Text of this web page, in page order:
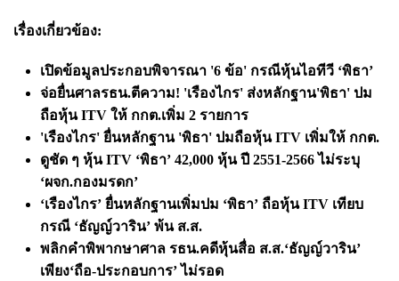
เรื่องเกี่ยวข้อง:
เปิดข้อมูลประกอบพิจารณา '6 ข้อ' กรณีหุ้นไอทีวี ‘พิธา’
จ่อยื่นศาลรธน.ตีความ! 'เรืองไกร' ส่งหลักฐาน'พิธา' ปม
ถือหุ้น ITV ให้ กกต.เพิ่ม 2 รายการ
'เรืองไกร' ยื่นหลักฐาน 'พิธา' ปมถือหุ้น ITV เพิ่มให้ กกต.
ดูชัด ๆ หุ้นITV ‘พิธา’ 42,000 หุ้น ปี 2551-2566 ไม่ระบุ
‘ผจก.กองมรดก’
‘เรืองไกร’ ยื่นหลักฐานเพิ่มปม ‘พิธา’ ถือหุ้น ITV เทียบ
กรณี ‘ธัญญ์วาริน’ พ้น ส.ส.
พลิกคำพิพากษาศาล รธน.คดีหุ้นสื่อ ส.ส.‘ธัญญ์วาริน’
เพียง‘ถือ-ประกอบการ’ ไม่รอด